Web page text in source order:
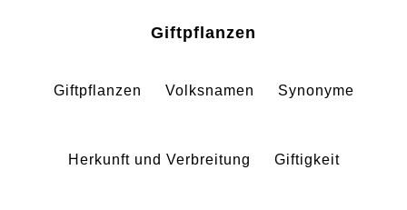
springen
springen
Giftpflanzen
Giftpflanzen Volksnamen Synonyme
Herkunft und Verbreitung Giftigkeit